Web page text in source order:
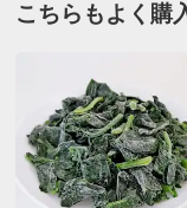
※商品の性質上、
ディノスのサ
こちらもよく購